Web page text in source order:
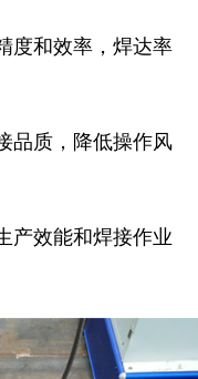
度和效率，焊达率
品质，降低操作风
产效能和焊接作业